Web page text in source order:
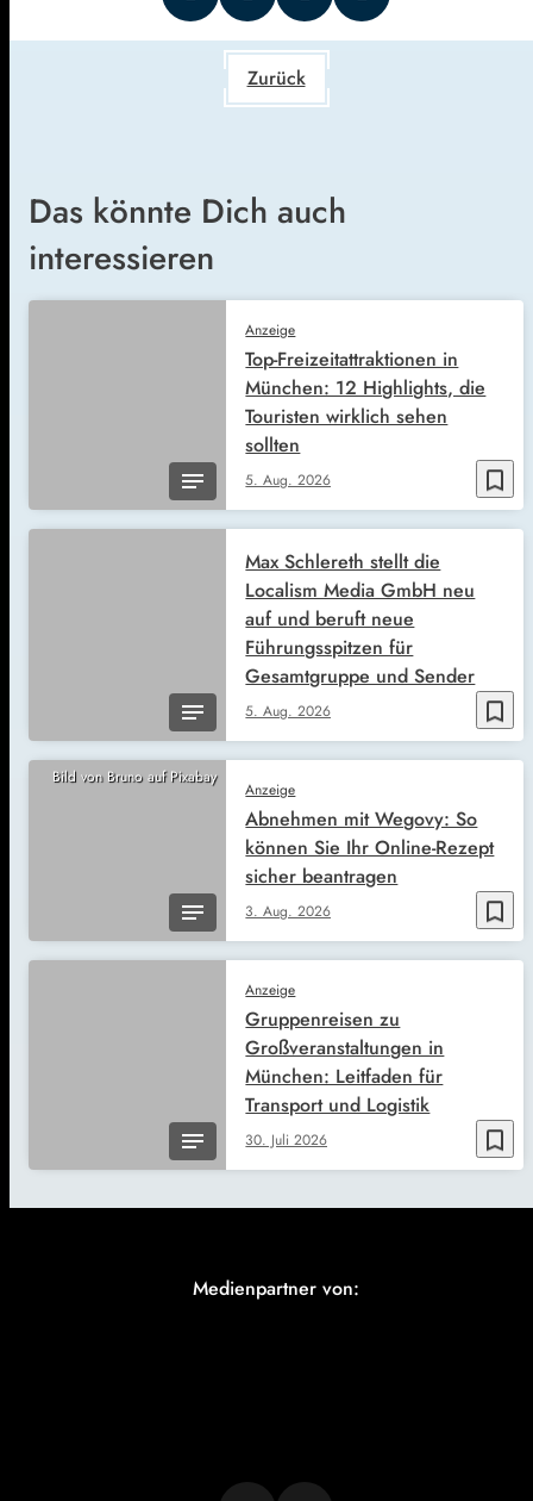
Zurück
Das könnte Dich auch
interessieren
bookmark_border
Anzeige
5. Aug. 2026
Top-Freizeitattraktionen in
München: 12 Highlights, die
Touristen wirklich sehen
sollten
bookmark_border
5. Aug. 2026
Max Schlereth stellt die
Localism Media GmbH neu
auf und beruft neue
Führungsspitzen für
Gesamtgruppe und Sender
Bild von Bruno auf Pixabay
bookmark_border
Anzeige
3. Aug. 2026
Abnehmen mit Wegovy: So
können Sie Ihr Online-Rezept
sicher beantragen
bookmark_border
Anzeige
30. Juli 2026
Gruppenreisen zu
Großveranstaltungen in
München: Leitfaden für
Transport und Logistik
Medienpartner von: